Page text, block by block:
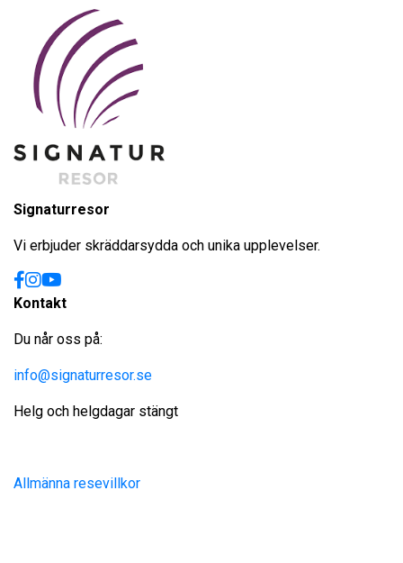
Signaturresor
Vi erbjuder skräddarsydda och unika upplevelser.
Kontakt
Du når oss på:
info@signaturresor.se
Helg och helgdagar stängt
Allmänna resevillkor